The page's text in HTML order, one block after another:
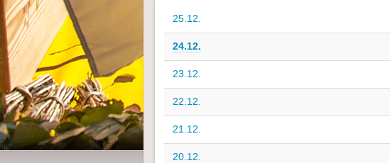
25.12.
24.12.
23.12.
22.12.
21.12.
20.12.